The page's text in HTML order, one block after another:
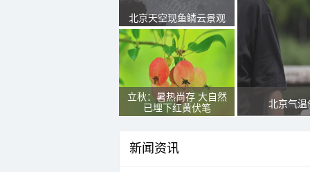
北京天空现鱼鳞云景观
立秋：暑热尚存 大自然
已埋下红黄伏笔
北京气温
新闻资讯